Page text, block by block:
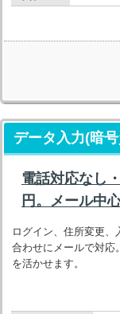
データ入力(暗
電話対応なし
円。メール中
ログイン、住所変更、
合わせにメールで対応
を活かせます。